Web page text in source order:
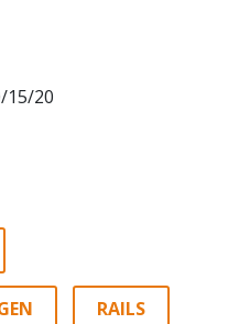
15/20
RAILS